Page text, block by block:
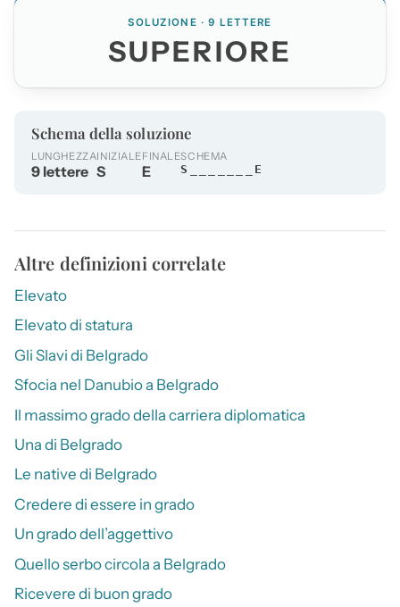
SOLUZIONE · 9 LETTERE
SUPERIORE
Schema della soluzione
LUNGHEZZA
9 lettere
INIZIALE
S
FINALE
E
SCHEMA
S_______E
Altre definizioni correlate
Elevato
Elevato di statura
Gli Slavi di Belgrado
Sfocia nel Danubio a Belgrado
Il massimo grado della carriera diplomatica
Una di Belgrado
Le native di Belgrado
Credere di essere in grado
Un grado dell’aggettivo
Quello serbo circola a Belgrado
Ricevere di buon grado